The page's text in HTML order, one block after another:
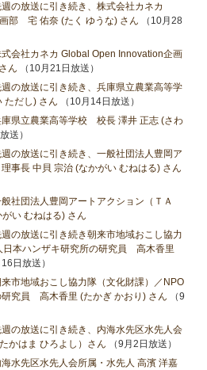
の放送に引き続き、株式会社カネカ
部 宅 佑奈 (たく ゆうな) さん （10月28
会社カネカ Global Open Innovation企画
ん （10月21日放送）
の放送に引き続き、兵庫県立農業高等学
だし) さん （10月14日放送）
庫県立農業高等学校 校長 澤井 正志 (さわ
送）
の放送に引き続き、一般社団法人豊岡ア
事長 中貝 宗治 (なかがい むねはる) さん
社団法人豊岡アートアクション（ＴＡ
い むねはる) さん
の放送に引き続き朝来市地域おこし協力
日本ハンザキ研究所の研究員 高木香里
日放送）
市地域おこし協力隊（文化財課）／NPO
究員 高木香里 (たかぎ かおり) さん （9
の放送に引き続き、内海水先区水先人会
かはま ひろよし）さん （9月2日放送）
水先区水先人会所属・水先人 高濱 洋嘉